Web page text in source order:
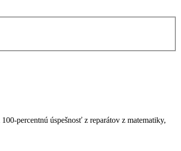
percentnú úspešnosť z reparátov z matematiky,